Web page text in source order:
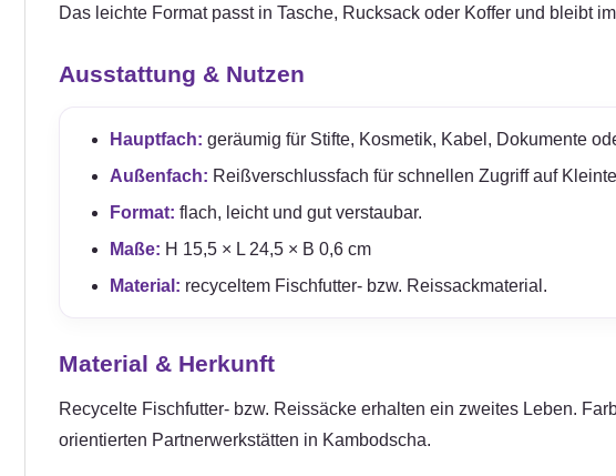
Das leichte Format passt in Tasche, Rucksack oder Koffer und bleibt
Ausstattung & Nutzen
Hauptfach: geräumig für Stifte, Kosmetik, Kabel, Dokumente
Außenfach: Reißverschlussfach für schnellen Zugriff auf
Format: flach, leicht und gut verstaubar.
Maße: H 15,5 × L 24,5 × B 0,6 cm
Material: recyceltem Fischfutter- bzw. Reissackmaterial.
Material & Herkunft
Recycelte Fischfutter- bzw. Reissäcke erhalten ein zweites Leben.
orientierten Partnerwerkstätten in Kambodscha.